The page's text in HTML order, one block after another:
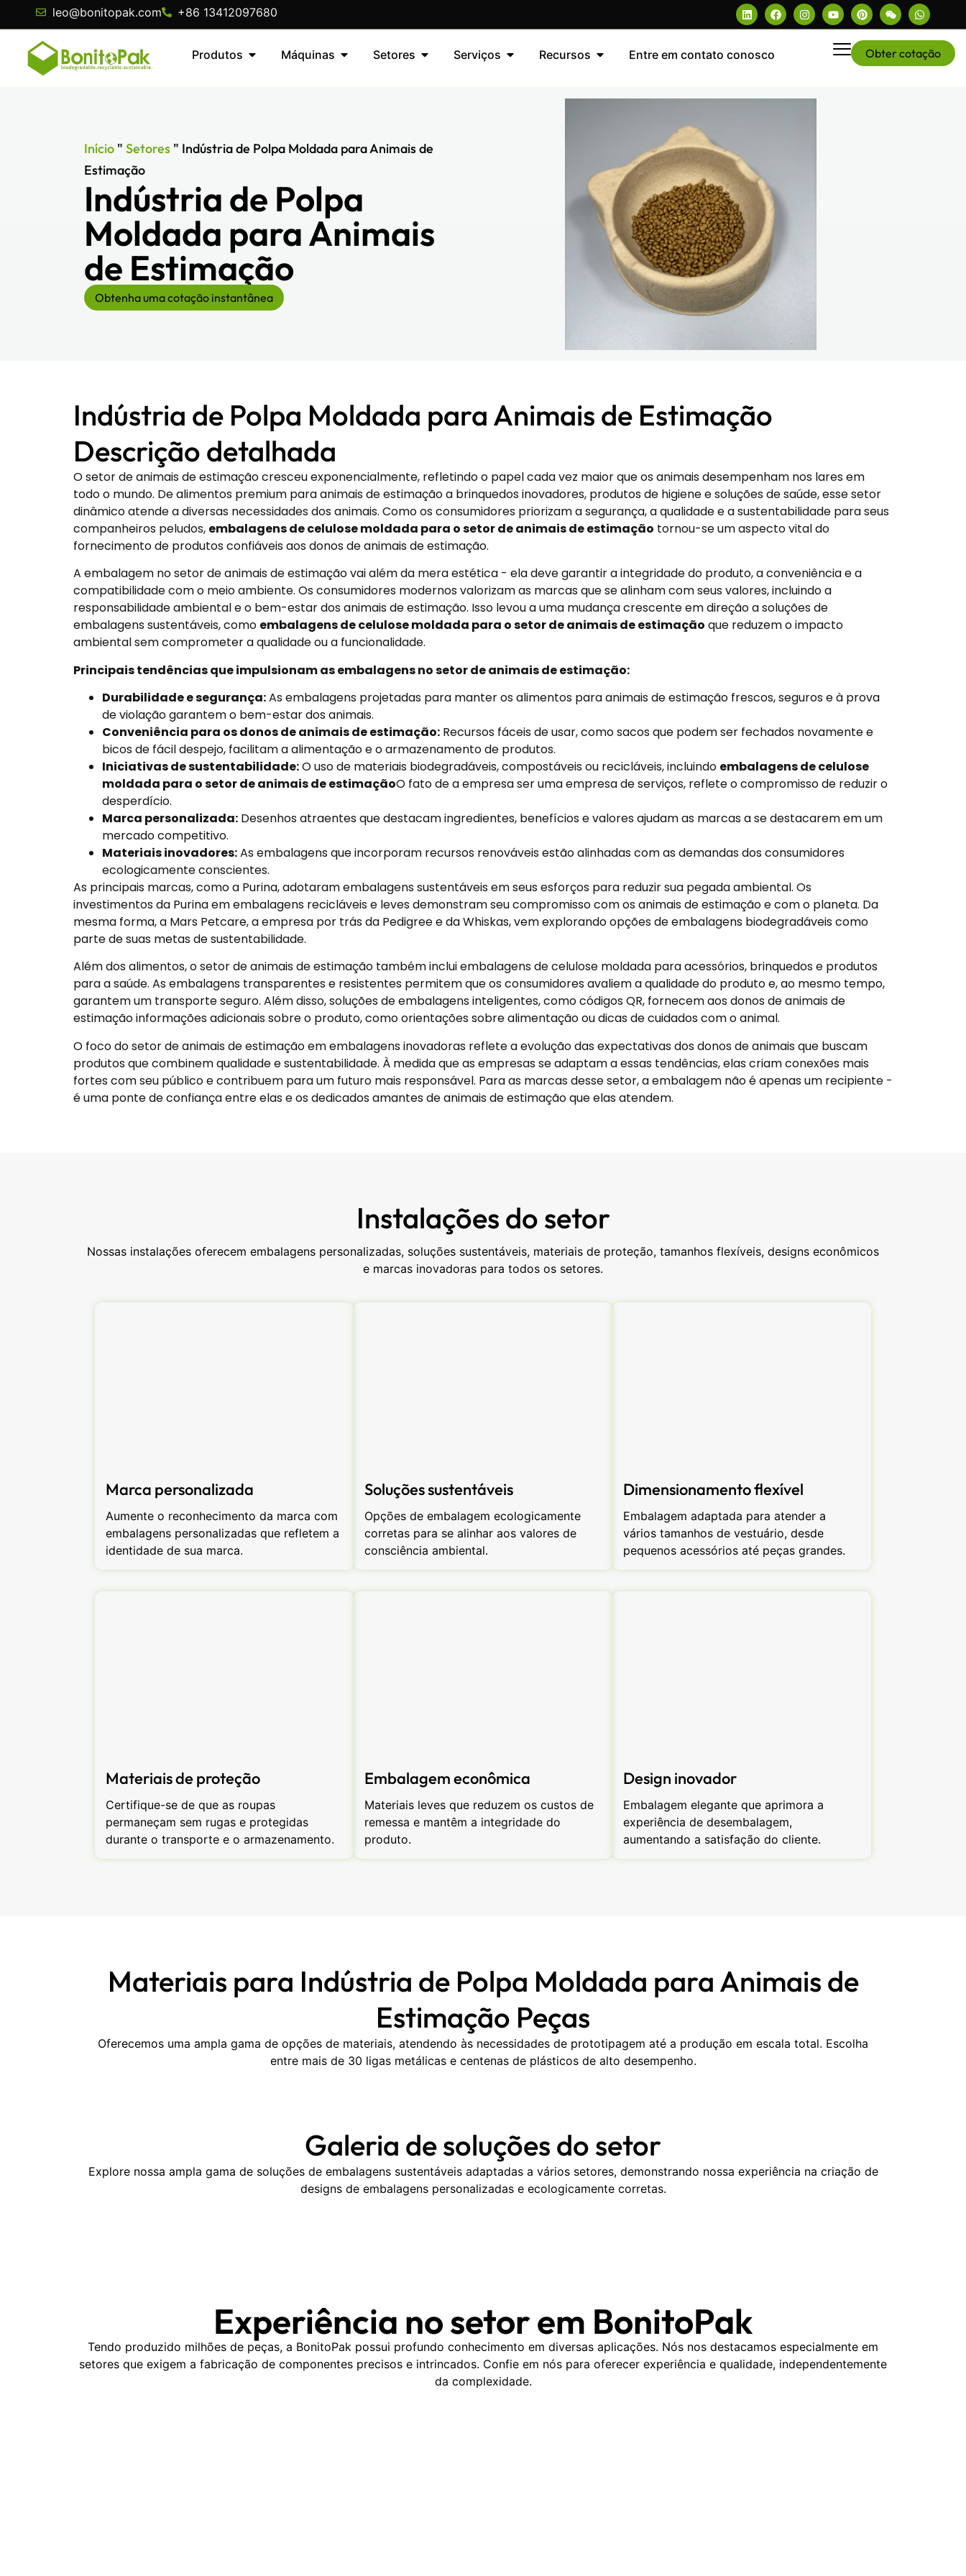
leo@bonitopak.com +86 13412097680
Produtos Máquinas Setores Serviços Recursos Entre em contato conosco Obter cotação
Início " Setores " Indústria de Polpa Moldada para Animais de
Estimação
Indústria de Polpa
Moldada para Animais
de Estimação
Obtenha uma cotação instantânea
Indústria de Polpa Moldada para Animais de Estimação
Descrição detalhada
O setor de animais de estimação cresceu exponencialmente, refletindo o papel cada vez maior que os animais desempenham nos lares em
todo o mundo. De alimentos premium para animais de estimação a brinquedos inovadores, produtos de higiene e soluções de saúde, esse setor
dinâmico atende a diversas necessidades dos animais. Como os consumidores priorizam a segurança, a qualidade e a sustentabilidade para seus
companheiros peludos, embalagens de celulose moldada para o setor de animais de estimação tornou-se um aspecto vital do
fornecimento de produtos confiáveis aos donos de animais de estimação.
A embalagem no setor de animais de estimação vai além da mera estética - ela deve garantir a integridade do produto, a conveniência e a
compatibilidade com o meio ambiente. Os consumidores modernos valorizam as marcas que se alinham com seus valores, incluindo a
responsabilidade ambiental e o bem-estar dos animais de estimação. Isso levou a uma mudança crescente em direção a soluções de
embalagens sustentáveis, como embalagens de celulose moldada para o setor de animais de estimação que reduzem o impacto
ambiental sem comprometer a qualidade ou a funcionalidade.
Principais tendências que impulsionam as embalagens no setor de animais de estimação:
Durabilidade e segurança:As embalagens projetadas para manter os alimentos para animais de estimação frescos, seguros e à prova
de violação garantem o bem-estar dos animais.
Conveniência para os donos de animais de estimação: Recursos fáceis de usar, como sacos que podem ser fechados novamente e
bicos de fácil despejo, facilitam a alimentação e o armazenamento de produtos.
Iniciativas de sustentabilidade:O uso de materiais biodegradáveis, compostáveis ou recicláveis, incluindo embalagens de celulose
moldada para o setor de animais de estimaçãoO fato de a empresa ser uma empresa de serviços, reflete o compromisso de reduzir o
desperdício.
Marca personalizada: Desenhos atraentes que destacam ingredientes, benefícios e valores ajudam as marcas a se destacarem em um
mercado competitivo.
Materiais inovadores:As embalagens que incorporam recursos renováveis estão alinhadas com as demandas dos consumidores
ecologicamente conscientes.
As principais marcas, como a Purina, adotaram embalagens sustentáveis em seus esforços para reduzir sua pegada ambiental. Os
investimentos da Purina em embalagens recicláveis e leves demonstram seu compromisso com os animais de estimação e com o planeta. Da
mesma forma, a Mars Petcare, a empresa por trás da Pedigree e da Whiskas, vem explorando opções de embalagens biodegradáveis como
parte de suas metas de sustentabilidade.
Além dos alimentos, o setor de animais de estimação também inclui embalagens de celulose moldada para acessórios, brinquedos e produtos
para a saúde. As embalagens transparentes e resistentes permitem que os consumidores avaliem a qualidade do produto e, ao mesmo tempo,
garantem um transporte seguro. Além disso, soluções de embalagens inteligentes, como códigos QR, fornecem aos donos de animais de
estimação informações adicionais sobre o produto, como orientações sobre alimentação ou dicas de cuidados com o animal.
O foco do setor de animais de estimação em embalagens inovadoras reflete a evolução das expectativas dos donos de animais que buscam
produtos que combinem qualidade e sustentabilidade. À medida que as empresas se adaptam a essas tendências, elas criam conexões mais
fortes com seu público e contribuem para um futuro mais responsável. Para as marcas desse setor, a embalagem não é apenas um recipiente -
é uma ponte de confiança entre elas e os dedicados amantes de animais de estimação que elas atendem.
Instalações do setor
Nossas instalações oferecem embalagens personalizadas, soluções sustentáveis, materiais de proteção, tamanhos flexíveis, designs econômicos
e marcas inovadoras para todos os setores.
Marca personalizada
Aumente o reconhecimento da marca com
embalagens personalizadas que refletem a
identidade de sua marca.
Soluções sustentáveis
Opções de embalagem ecologicamente
corretas para se alinhar aos valores de
consciência ambiental.
Dimensionamento flexível
Embalagem adaptada para atender a
vários tamanhos de vestuário, desde
pequenos acessórios até peças grandes.
Materiais de proteção
Certifique-se de que as roupas
permaneçam sem rugas e protegidas
durante o transporte e o armazenamento.
Embalagem econômica
Materiais leves que reduzem os custos de
remessa e mantêm a integridade do
produto.
Design inovador
Embalagem elegante que aprimora a
experiência de desembalagem,
aumentando a satisfação do cliente.
Materiais para Indústria de Polpa Moldada para Animais de
Estimação Peças
Oferecemos uma ampla gama de opções de materiais, atendendo às necessidades de prototipagem até a produção em escala total. Escolha
entre mais de 30 ligas metálicas e centenas de plásticos de alto desempenho.
Galeria de soluções do setor
Explore nossa ampla gama de soluções de embalagens sustentáveis adaptadas a vários setores, demonstrando nossa experiência na criação de
designs de embalagens personalizadas e ecologicamente corretas.
Experiência no setor em BonitoPak
Tendo produzido milhões de peças, a BonitoPak possui profundo conhecimento em diversas aplicações. Nós nos destacamos especialmente em
setores que exigem a fabricação de componentes precisos e intrincados. Confie em nós para oferecer experiência e qualidade, independentemente
da complexidade.